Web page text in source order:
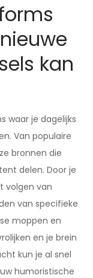
kan
waar je dagelijks
Van populaire
bronnen die
delen. Door je
volgen van
van specifieke
moppen en
en je brein
kun je al snel
humoristische